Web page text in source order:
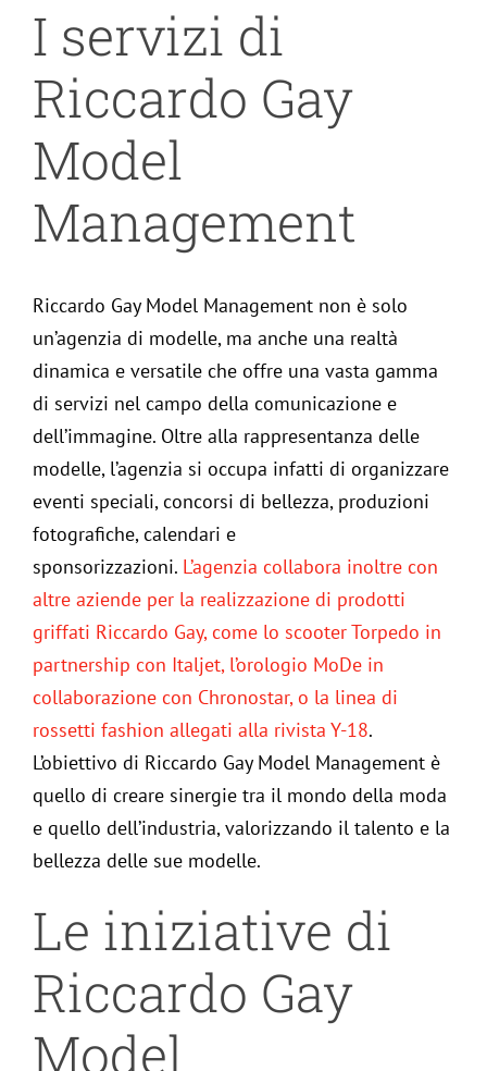
I servizi di
Riccardo Gay
Model
Management
Riccardo Gay Model Management non è solo
un’agenzia di modelle, ma anche una realtà
dinamica e versatile che offre una vasta gamma
di servizi nel campo della comunicazione e
dell’immagine. Oltre alla rappresentanza delle
modelle, l’agenzia si occupa infatti di organizzare
eventi speciali, concorsi di bellezza, produzioni
fotografiche, calendari e
sponsorizzazioni. L’agenzia collabora inoltre con
altre aziende per la realizzazione di prodotti
griffati Riccardo Gay, come lo scooter Torpedo in
partnership con Italjet, l’orologio MoDe in
collaborazione con Chronostar, o la linea di
rossetti fashion allegati alla rivista Y-18.
L’obiettivo di Riccardo Gay Model Management è
quello di creare sinergie tra il mondo della moda
e quello dell’industria, valorizzando il talento e la
bellezza delle sue modelle.
Le iniziative di
Riccardo Gay
Model